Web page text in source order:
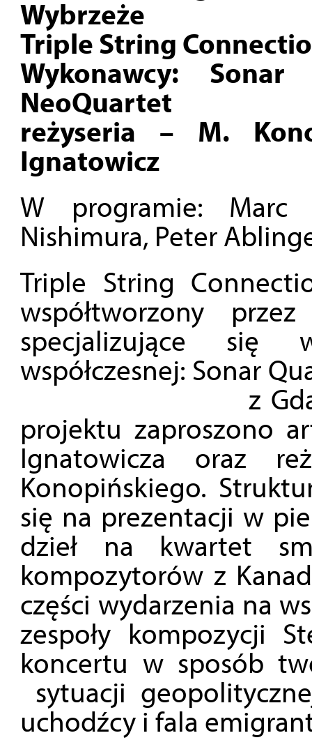
Wybrzeże
Triple String
Wykonawcy:
NeoQuartet
reżyseria – M.
Ignatowicz
W programie: Marc
Nishimura, Peter
Triple String
współtworzony
specjalizujące się
współczesnej: Sonar
z Gdańska
projektu zaproszono
Ignatowicza oraz
Konopińskiego.
się na prezentacji w
dzieł na kwartet
kompozytorów z
części wydarzenia na
zespoły kompozycji
koncertu w sposób
sytuacji
uchodźcy i fala